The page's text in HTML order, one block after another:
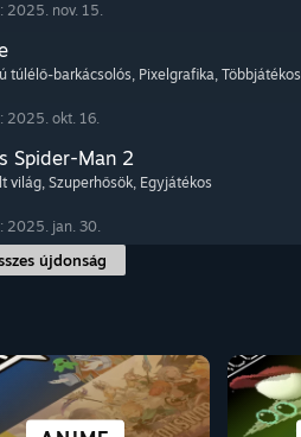
2025. nov. 15.
túlélő-barkácsolós, Pixelgrafika, Többjátékos
2025. okt. 16.
Spider-Man 2
világ, Szuperhősök, Egyjátékos
2025. jan. 30.
újdonság